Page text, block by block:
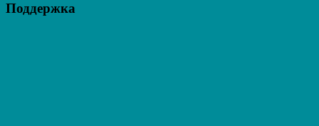
Поддержка